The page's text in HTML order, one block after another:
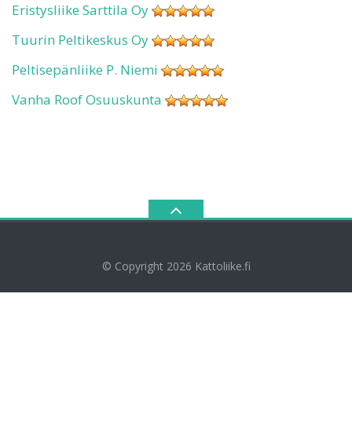
Eristysliike Sarttila Oy
Tuurin Peltikeskus Oy
Peltisepänliike P. Niemi
Vanha Roof Osuuskunta
© Copyright 2026 Kattoliike.fi